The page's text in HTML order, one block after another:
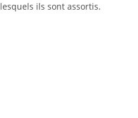
ils sont assortis.